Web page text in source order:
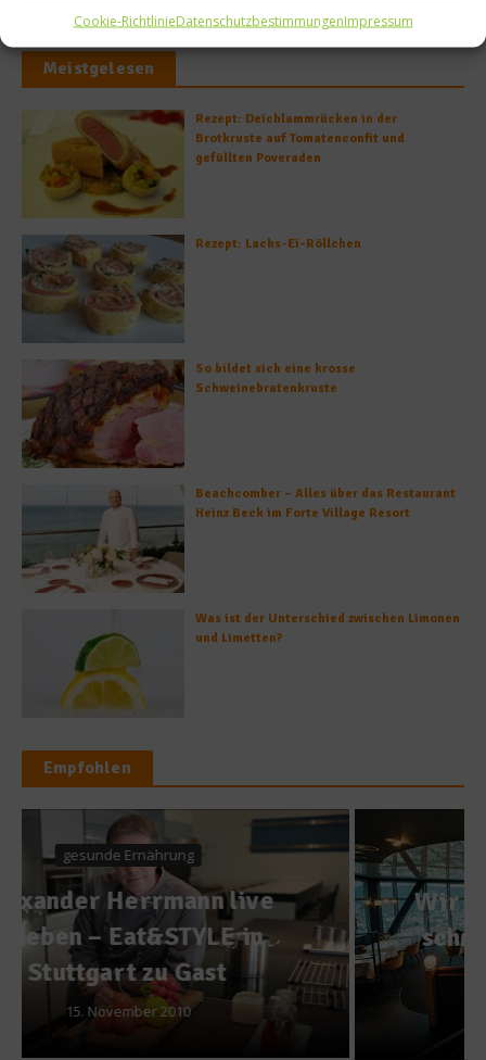
Cookie-RichtlinieDatenschutzbestimmungenImpressum
Meistgelesen
Rezept: Deichlammrücken in der
Brotkruste auf Tomatenconfit und
gefüllten Poveraden
Rezept: Lachs-Ei-Röllchen
So bildet sich eine krosse
Schweinebratenkruste
Beachcomber – Alles über das Restaurant
Heinz Beck im Forte Village Resort
Was ist der Unterschied zwischen Limonen
und Limetten?
Empfohlen
Gastro & Gourmet
Wir haben Spaß, weil es gut
schmeckt – SCALA Hotel &
Restaurant Jena
30. Juni 2025